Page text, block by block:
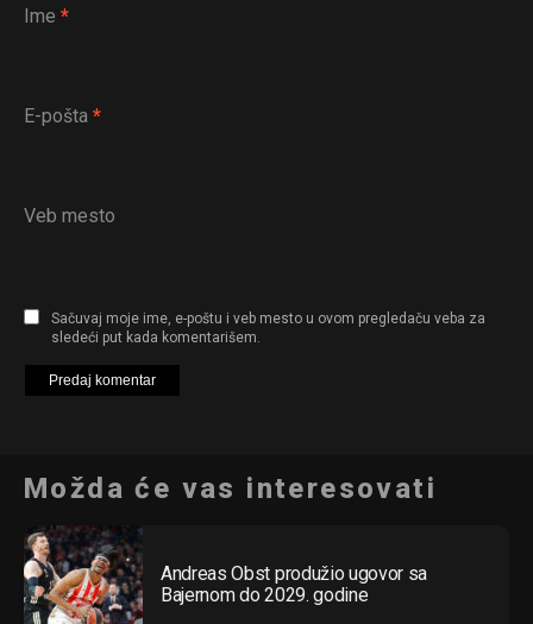
Ime *
E-pošta *
Veb mesto
Sačuvaj moje ime, e-poštu i veb mesto u ovom pregledaču veba za
sledeći put kada komentarišem.
Možda će vas interesovati
Andreas Obst produžio ugovor sa
Bajernom do 2029. godine